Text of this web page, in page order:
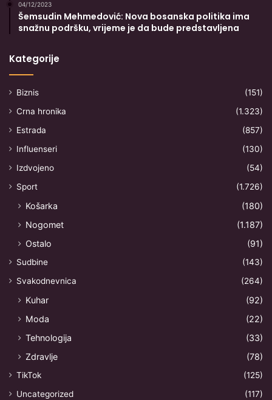
04/12/2023
Šemsudin Mehmedović: Nova bosanska politika ima
snažnu podršku, vrijeme je da bude predstavljena
Kategorije
Biznis
(151)
Crna hronika
(1.323)
Estrada
(857)
Influenseri
(130)
Izdvojeno
(54)
Sport
(1.726)
Košarka
(180)
Nogomet
(1.187)
Ostalo
(91)
Sudbine
(143)
Svakodnevnica
(264)
Kuhar
(92)
Moda
(22)
Tehnologija
(33)
Zdravlje
(78)
TikTok
(125)
Uncategorized
(117)